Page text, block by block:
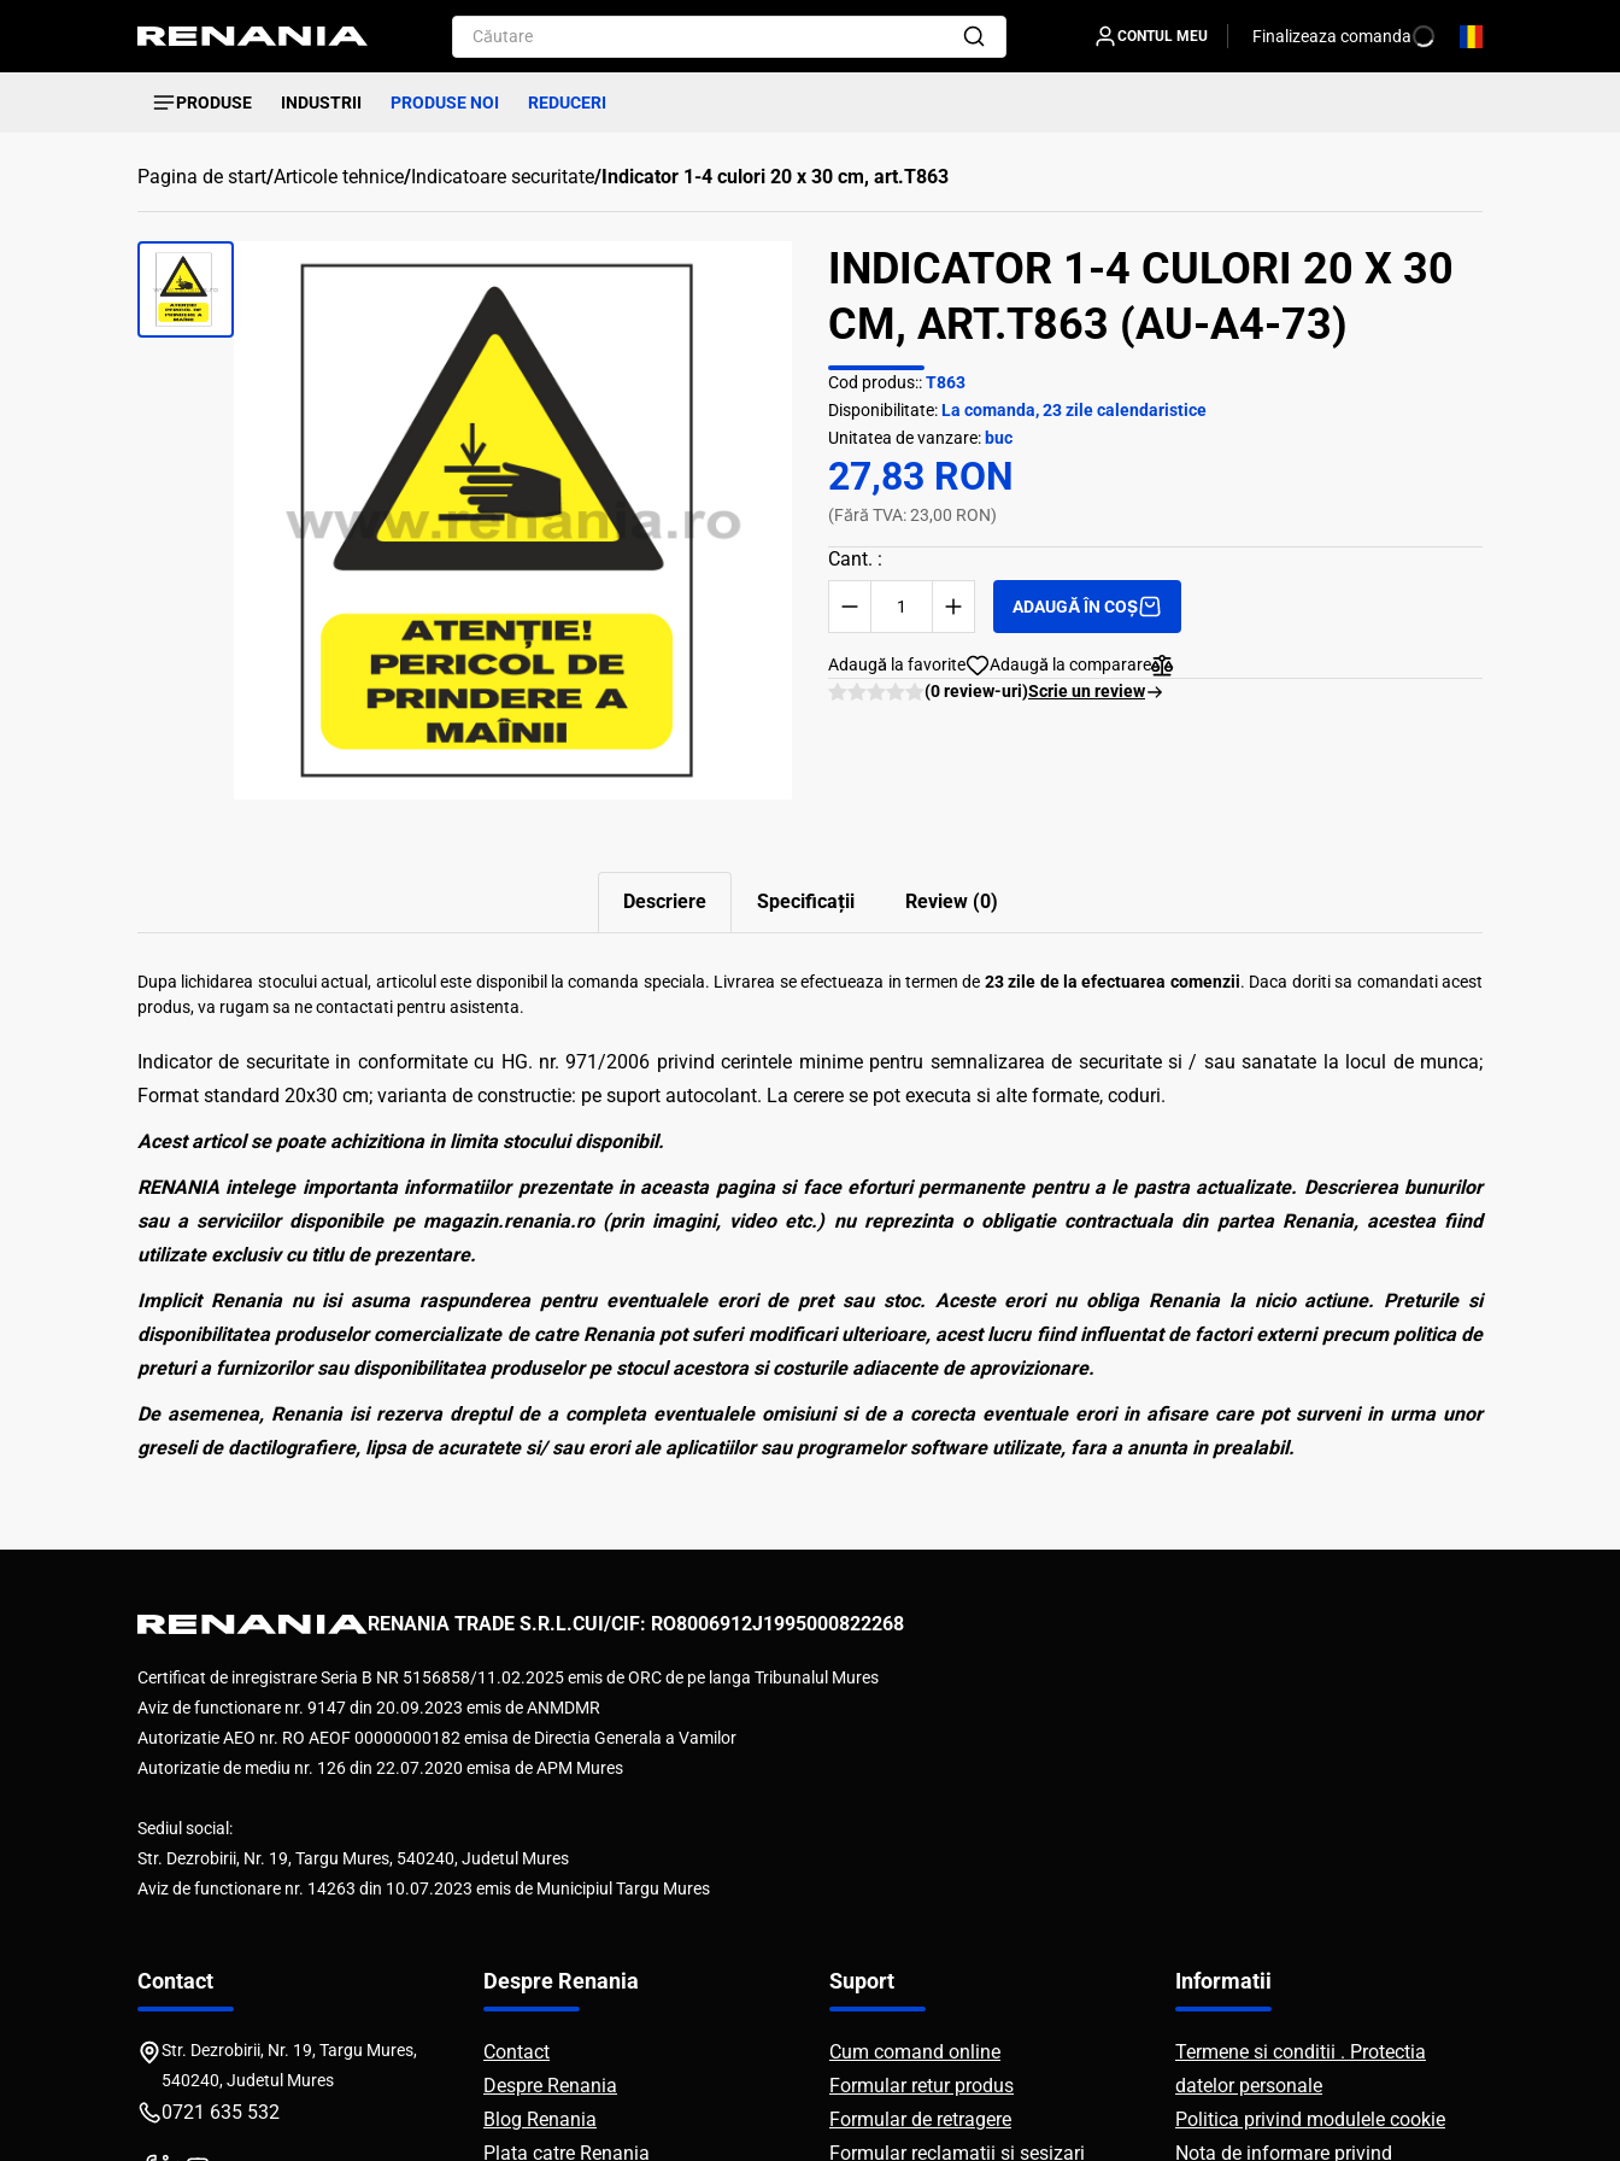
CONTUL MEU Finalizeaza comanda
PRODUSE INDUSTRII PRODUSE NOI REDUCERI
Pagina de start/Articole tehnice/Indicatoare securitate/Indicator 1-4 culori 20 x 30 cm, art.T863
INDICATOR 1-4 CULORI 20 X 30
CM, ART.T863 (AU-A4-73)
Cod produs::T863
Disponibilitate:La comanda, 23 zile calendaristice
Unitatea de vanzare: buc
27,83 RON
(Fără TVA: 23,00 RON)
Cant. :
ADAUGĂ ÎN COȘ
Adaugă la favorite
Adaugă la comparare
(0 review-uri)Scrie un review
Descriere Specificații Review (0)
Dupa lichidarea stocului actual, articolul este disponibil la comanda speciala. Livrarea se efectueaza in termen de 23 zile de la efectuarea comenzii. Daca doriti sa comandati acest
produs, va rugam sa ne contactati pentru asistenta.
Indicator de securitate in conformitate cu HG. nr. 971/2006 privind cerintele minime pentru semnalizarea de securitate si / sau sanatate la locul de munca;
Format standard 20x30 cm; varianta de constructie: pe suport autocolant. La cerere se pot executa si alte formate, coduri.
Acest articol se poate achizitiona in limita stocului disponibil.
RENANIA intelege importanta informatiilor prezentate in aceasta pagina si face eforturi permanente pentru a le pastra actualizate. Descrierea bunurilor
sau a serviciilor disponibile pe magazin.renania.ro (prin imagini, video etc.) nu reprezinta o obligatie contractuala din partea Renania, acestea fiind
utilizate exclusiv cu titlu de prezentare.
Implicit Renania nu isi asuma raspunderea pentru eventualele erori de pret sau stoc. Aceste erori nu obliga Renania la nicio actiune. Preturile si
disponibilitatea produselor comercializate de catre Renania pot suferi modificari ulterioare, acest lucru fiind influentat de factori externi precum politica de
preturi a furnizorilor sau disponibilitatea produselor pe stocul acestora si costurile adiacente de aprovizionare.
De asemenea, Renania isi rezerva dreptul de a completa eventualele omisiuni si de a corecta eventuale erori in afisare care pot surveni in urma unor
greseli de dactilografiere, lipsa de acuratete si/ sau erori ale aplicatiilor sau programelor software utilizate, fara a anunta in prealabil.
RENANIA TRADE S.R.L.CUI/CIF: RO8006912J1995000822268
Certificat de inregistrare Seria B NR 5156858/11.02.2025 emis de ORC de pe langa Tribunalul Mures
Aviz de functionare nr. 9147 din 20.09.2023 emis de ANMDMR
Autorizatie AEO nr. RO AEOF 00000000182 emisa de Directia Generala a Vamilor
Autorizatie de mediu nr. 126 din 22.07.2020 emisa de APM Mures
Sediul social:
Str. Dezrobirii, Nr. 19, Targu Mures, 540240, Judetul Mures
Aviz de functionare nr. 14263 din 10.07.2023 emis de Municipiul Targu Mures
Contact
Str. Dezrobirii, Nr. 19, Targu Mures,
540240, Judetul Mures
0721 635 532
Despre Renania
Contact
Despre Renania
Blog Renania
Plata catre Renania
Suport
Cum comand online
Formular retur produs
Formular de retragere
Formular reclamatii si sesizari
Informatii
Termene si conditii . Protectia
datelor personale
Politica privind modulele cookie
Nota de informare privind